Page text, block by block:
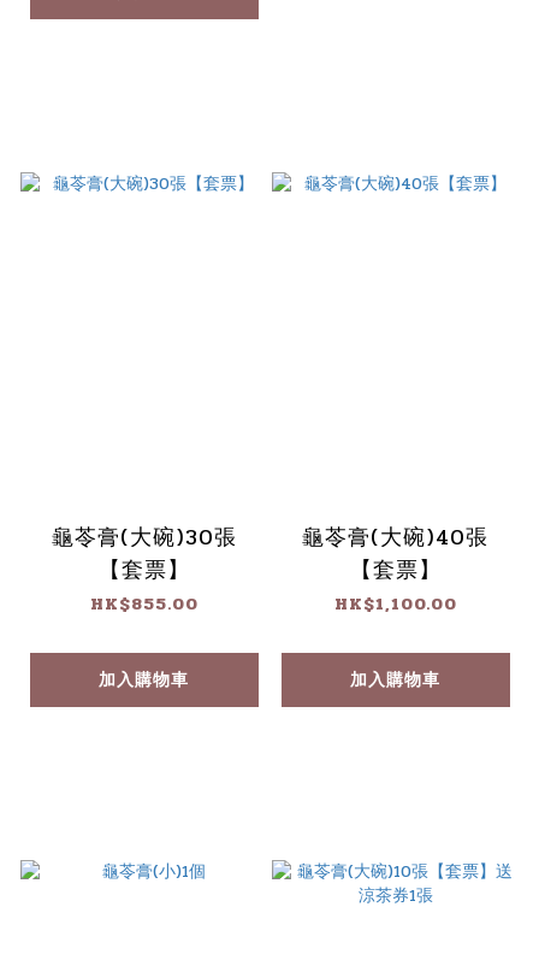
龜苓膏(大碗)30張
【套票】
HK$855.00
加入購物車
龜苓膏(大碗)40張
【套票】
HK$1,100.00
加入購物車